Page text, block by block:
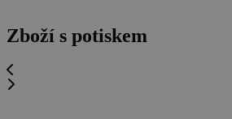
Zboží s potiskem